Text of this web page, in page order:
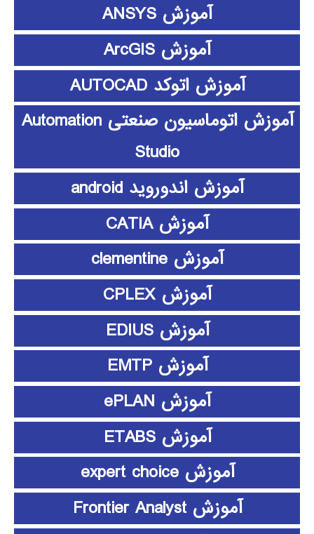
آموزش ANSYS
آموزش ArcGIS
آموزش اتوکد AUTOCAD
آموزش اتوماسیون صنعتی Automation
Studio
آموزش اندوروید android
آموزش CATIA
آموزش clementine
آموزش CPLEX
آموزش EDIUS
آموزش EMTP
آموزش ePLAN
آموزش ETABS
آموزش expert choice
آموزش Frontier Analyst